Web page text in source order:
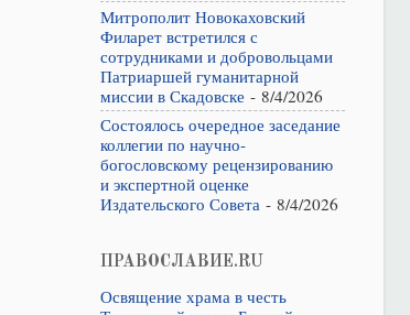
Митрополит Новокаховский
Филарет встретился с
сотрудниками и добровольцами
Патриаршей гуманитарной
миссии в Скадовске - 8/4/2026
Состоялось очередное заседание
коллегии по научно-
богословскому рецензированию
и экспертной оценке
Издательского Совета- 8/4/2026
ПРАВОСЛАВИЕ.RU
Освящение храма в честь